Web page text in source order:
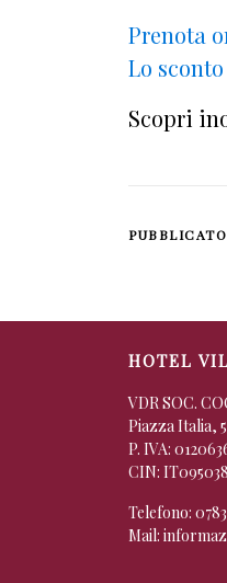
Prenota
Lo
Scopri
HOTEL
VDR SOC.
Piazza Italia,
P. IVA:
CIN:
Telefono:
Mail: